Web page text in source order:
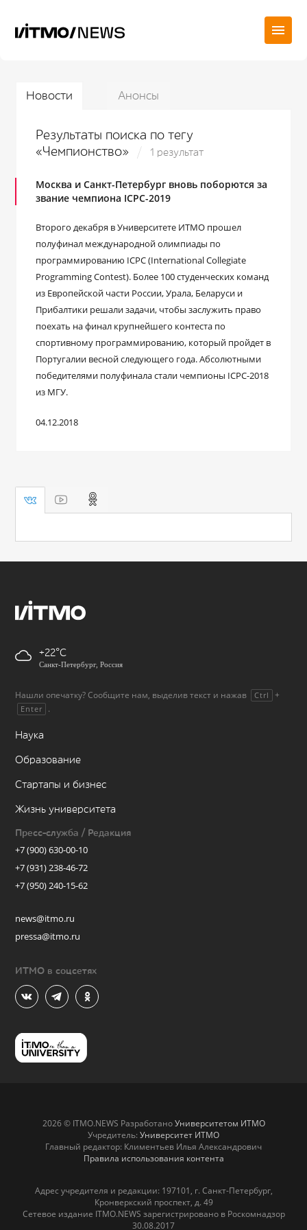
Новости Анонсы
Результаты поиска по тегу
«Чемпионство»
1 результат
Москва и Санкт-Петербург вновь поборются за
звание чемпиона ICPC-2019
Второго декабря в Университете ИТМО прошел
полуфинал международной олимпиады по
программированию ICPC (International Collegiate
Programming Contest). Более 100 студенческих команд
из Европейской части России, Урала, Беларуси и
Прибалтики решали задачи, чтобы заслужить право
поехать на финал крупнейшего контеста по
спортивному программированию, который пройдет в
Португалии весной следующего года. Абсолютными
победителями полуфинала стали чемпионы ICPC-2018
из МГУ.
04.12.2018
+22
Санкт-Петербург, Россия
Нашли опечатку? Сообщите нам, выделив текст и нажав Ctrl +
Enter .
Наука
Образование
Стартапы и бизнес
Жизнь университета
Пресс-служба / Редакция
+7 (900) 630-00-10
+7 (931) 238-46-72
+7 (950) 240-15-62
news@itmo.ru
pressa@itmo.ru
ИТМО в соцсетях
2026 © ITMO.NEWS РазработаноУниверситетом ИТМО
Учредитель: Университет ИТМО
Главный редактор: Климентьев Илья Александрович
Правила использования контента
Адрес учредителя и редакции: 197101, г. Санкт-Петербург,
Кронверкский проспект, д. 49
Сетевое издание ITMO.NEWS зарегистрировано в Роскомнадзор
30.08.2017